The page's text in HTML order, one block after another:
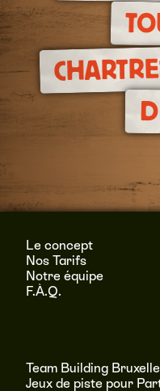
Le concept
Nos Tarifs
Notre équipe
F.À.Q.
Team Building
Jeux de piste pour